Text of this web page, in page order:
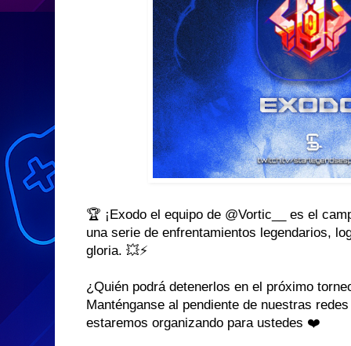
🏆 ¡Exodo el equipo de @Vortic__ es el
una serie de enfrentamientos legendarios,
gloria. 💥⚡
¿Quién podrá detenerlos en el próximo
Manténganse al pendiente de nuestras
estaremos organizando para ustedes ❤️